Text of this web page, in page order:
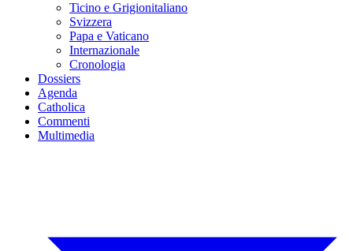
Ticino e Grigionitaliano
Svizzera
Papa e Vaticano
Internazionale
Cronologia
Dossiers
Agenda
Catholica
Commenti
Multimedia